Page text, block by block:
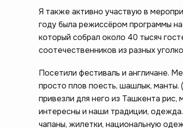
Я также активно участвую в
году была режиссёром программы
который собрал около 40 тысяч
соотечественников из разных
Посетили фестиваль и англичане.
просто плов поесть, шашлык,
привезли для него из Ташкента рис,
интересны и наши традиции,
чапаны, жилетки, национальную